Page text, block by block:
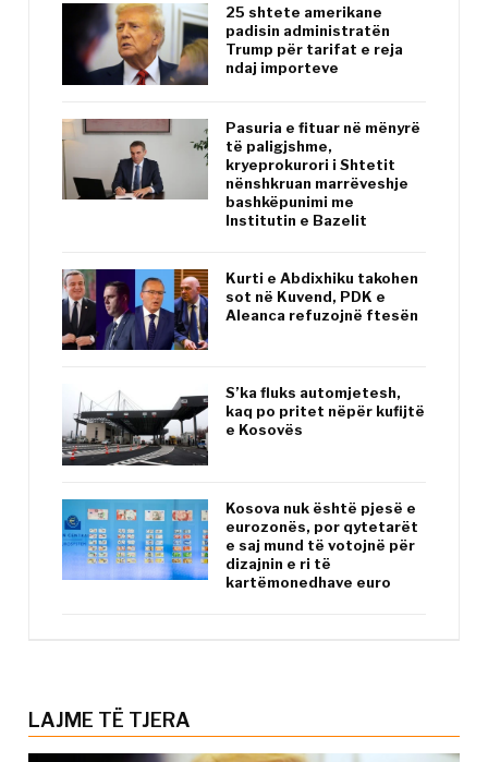
25 shtete amerikane
padisin administratën
Trump për tarifat e reja
ndaj importeve
Pasuria e fituar në mënyrë
të paligjshme,
kryeprokurori i Shtetit
nënshkruan marrëveshje
bashkëpunimi me
Institutin e Bazelit
Kurti e Abdixhiku takohen
sot në Kuvend, PDK e
Aleanca refuzojnë ftesën
S’ka fluks automjetesh,
kaq po pritet nëpër kufijtë
e Kosovës
Kosova nuk është pjesë e
eurozonës, por qytetarët
e saj mund të votojnë për
dizajnin e ri të
kartëmonedhave euro
LAJME TË TJERA